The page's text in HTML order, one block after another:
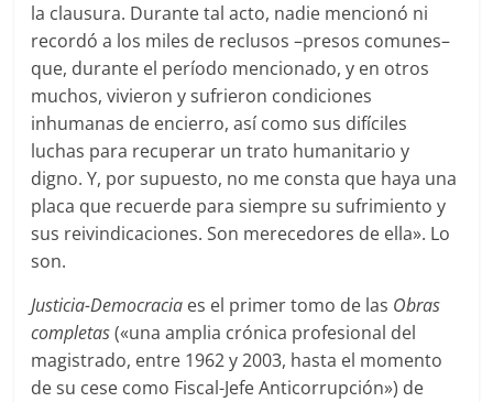
la clausura. Durante tal acto, nadie mencionó ni
recordó a los miles de reclusos –presos comunes–
que, durante el período mencionado, y en otros
muchos, vivieron y sufrieron condiciones
inhumanas de encierro, así como sus difíciles
luchas para recuperar un trato humanitario y
digno. Y, por supuesto, no me consta que haya una
placa que recuerde para siempre su sufrimiento y
sus reivindicaciones. Son merecedores de ella». Lo
son.
Justicia-Democracia es el primer tomo de las Obras
completas(«una amplia crónica profesional del
magistrado, entre 1962 y 2003, hasta el momento
de su cese como Fiscal-Jefe Anticorrupción») de